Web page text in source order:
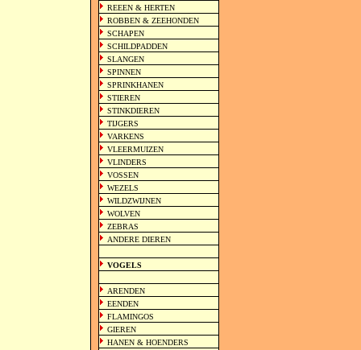
REEEN & HERTEN
ROBBEN & ZEEHONDEN
SCHAPEN
SCHILDPADDEN
SLANGEN
SPINNEN
SPRINKHANEN
STIEREN
STINKDIEREN
TIJGERS
VARKENS
VLEERMUIZEN
VLINDERS
VOSSEN
WEZELS
WILDZWIJNEN
WOLVEN
ZEBRAS
ANDERE DIEREN
VOGELS
ARENDEN
EENDEN
FLAMINGOS
GIEREN
HANEN & HOENDERS